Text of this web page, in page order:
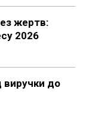
жертв:
2026
виручки до